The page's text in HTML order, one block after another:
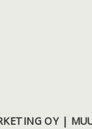
OY |